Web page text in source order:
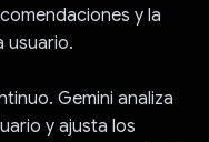
y la
usuario.
Gemini analiza
y ajusta los